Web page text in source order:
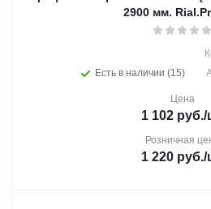
2900 мм.
Есть в наличии (15)
Цена
1 102 руб./
Розничная
1 220 руб./